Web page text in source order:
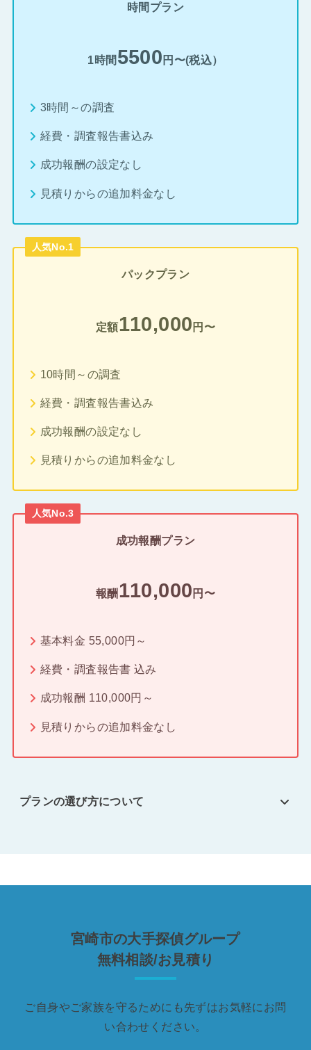
時間プラン
1時間 5500 円〜(税込）
3時間～の調査
経費・調査報告書込み
成功報酬の設定なし
見積りからの追加料金なし
人気No.1
パックプラン
定額110,000 円〜
10時間～の調査
経費・調査報告書込み
成功報酬の設定なし
見積りからの追加料金なし
人気No.3
成功報酬プラン
報酬 110,000 円〜
基本料金 55,000円～
経費・調査報告書 込み
成功報酬 110,000円～
見積りからの追加料金なし
プランの選び方について
宮崎市の大手探偵グループ
無料相談/お見積り
ご自身やご家族を守るためにも先ずはお気軽にお問
い合わせください。